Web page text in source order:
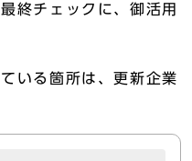
終チェックに、御活用
いる箇所は、更新企業